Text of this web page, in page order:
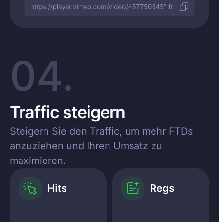
04.
Traffic steigern
Steigern Sie den Traffic, um mehr FTDs
anzuziehen und Ihren Umsatz zu
maximieren.